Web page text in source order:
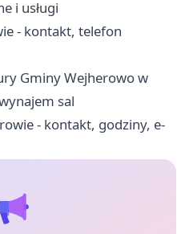
i usługi
- kontakt, telefon
Gminy Wejherowo w
sal
- kontakt, godziny, e-